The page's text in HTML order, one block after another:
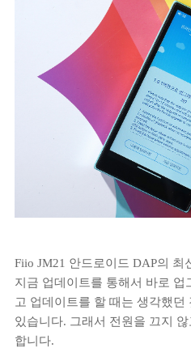
Fiio JM21 안드로이드 DAP의 최
지금 업데이트를 통해서 바로 업
고 업데이트를 할 때는 생각했
있습니다. 그래서 전원을 끄지
합니다.